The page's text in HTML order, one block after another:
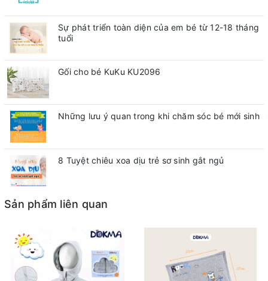
Sự phát triển toàn diện của em bé từ 12-18 tháng
tuổi
Gối cho bé KuKu KU2096
Những lưu ý quan trong khi chăm sóc bé mới sinh
8 Tuyệt chiêu xoa dịu trẻ sơ sinh gắt ngủ
Sản phẩm liên quan